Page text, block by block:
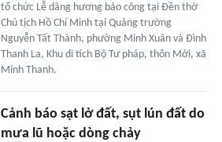
tổ chức Lễ dâng hương báo công tại Đền thờ
Chủ tịch Hồ Chí Minh tại Quảng trường
Nguyễn Tất Thành, phường Minh Xuân và Đình
Thanh La, Khu di tích Bộ Tư pháp, thôn Mới, xã
Minh Thanh.
Cảnh báo sạt lở đất, sụt lún đất do
mưa lũ hoặc dòng chảy